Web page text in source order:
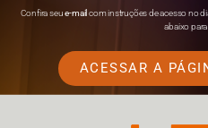
Confira seue-mail com instruções de acesso no
abaixo
ACESSAR A